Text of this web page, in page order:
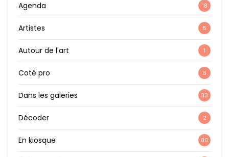
Agenda 18
Artistes 5
Autour de l'art 1
Coté pro 6
Dans les galeries 33
Décoder 2
En kiosque 80